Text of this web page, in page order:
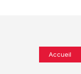
Accueil